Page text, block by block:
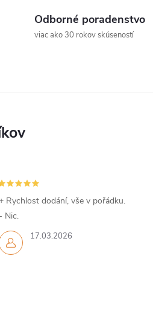
v
l
d
e
p
r
Odborné poradenstvo
viac ako 30 rokov skúseností
17.03.2026
Rychlost dodání, vše v pořádku.
- Nic.